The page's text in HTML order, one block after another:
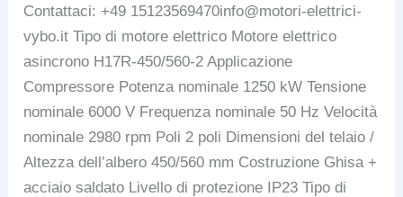
Contattaci: +49 15123569470info@motori-elettrici-
vybo.it Tipo di motore elettrico Motore elettrico
asincrono H17R-450/560-2 Applicazione
Compressore Potenza nominale 1250 kW Tensione
nominale 6000 V Frequenza nominale 50 Hz Velocità
nominale 2980 rpm Poli 2 poli Dimensioni del telaio /
Altezza dell’albero 450/560 mm Costruzione Ghisa +
acciaio saldato Livello di protezione IP23 Tipo di